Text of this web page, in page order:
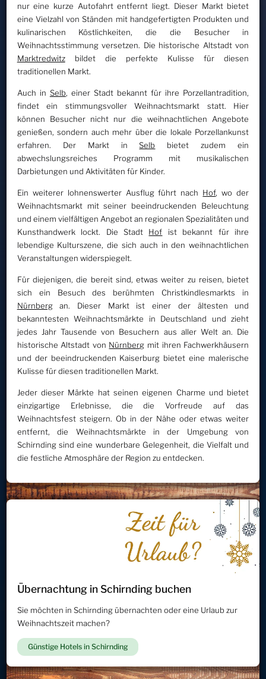
nur eine kurze Autofahrt entfernt liegt. Dieser Markt bietet
eine Vielzahl von Ständen mit handgefertigten Produkten und
kulinarischen Köstlichkeiten, die die Besucher in
Weihnachtsstimmung versetzen. Die historische Altstadt von
Marktredwitzbildet die perfekte Kulisse für diesen
traditionellen Markt.
Auch in Selb, einer Stadt bekannt für ihre Porzellantradition,
findet ein stimmungsvoller Weihnachtsmarkt statt. Hier
können Besucher nicht nur die weihnachtlichen Angebote
genießen, sondern auch mehr über die lokale Porzellankunst
erfahren. Der Markt inSelb bietet zudem ein
abwechslungsreiches Programm mit musikalischen
Darbietungen und Aktivitäten für Kinder.
Ein weiterer lohnenswerter Ausflug führt nach Hof, wo der
Weihnachtsmarkt mit seiner beeindruckenden Beleuchtung
und einem vielfältigen Angebot an regionalen Spezialitäten und
Kunsthandwerk lockt. Die Stadt Hof ist bekannt für ihre
lebendige Kulturszene, die sich auch in den weihnachtlichen
Veranstaltungen widerspiegelt.
Für diejenigen, die bereit sind, etwas weiter zu reisen, bietet
sich ein Besuch des berühmten Christkindlesmarkts in
Nürnbergan. Dieser Markt ist einer der ältesten und
bekanntesten Weihnachtsmärkte in Deutschland und zieht
jedes Jahr Tausende von Besuchern aus aller Welt an. Die
historische Altstadt von Nürnberg mit ihren Fachwerkhäusern
und der beeindruckenden Kaiserburg bietet eine malerische
Kulisse für diesen traditionellen Markt.
Jeder dieser Märkte hat seinen eigenen Charme und bietet
einzigartige Erlebnisse, die die Vorfreude auf das
Weihnachtsfest steigern. Ob in der Nähe oder etwas weiter
entfernt, die Weihnachtsmärkte in der Umgebung von
Schirnding sind eine wunderbare Gelegenheit, die Vielfalt und
die festliche Atmosphäre der Region zu entdecken.
Übernachtung in Schirnding buchen
Sie möchten in Schirnding übernachten oder eine Urlaub zur
Weihnachtszeit machen?
Günstige Hotels in Schirnding